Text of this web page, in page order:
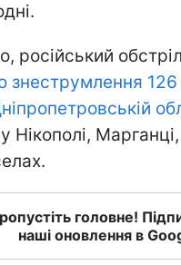
російський
знеструмлення
Нікополі,
головне!
наші оновлення в